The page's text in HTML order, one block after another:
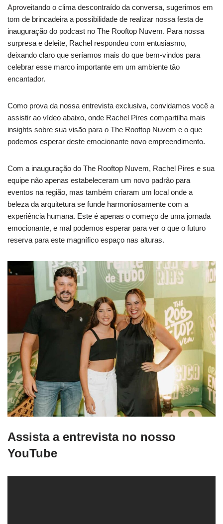
Aproveitando o clima descontraído da conversa, sugerimos em
tom de brincadeira a possibilidade de realizar nossa festa de
inauguração do podcast no The Rooftop Nuvem. Para nossa
surpresa e deleite, Rachel respondeu com entusiasmo,
deixando claro que seríamos mais do que bem-vindos para
celebrar esse marco importante em um ambiente tão
encantador.
Como prova da nossa entrevista exclusiva, convidamos você a
assistir ao vídeo abaixo, onde Rachel Pires compartilha mais
insights sobre sua visão para o The Rooftop Nuvem e o que
podemos esperar deste emocionante novo empreendimento.
Com a inauguração do The Rooftop Nuvem, Rachel Pires e sua
equipe não apenas estabeleceram um novo padrão para
eventos na região, mas também criaram um local onde a
beleza da arquitetura se funde harmoniosamente com a
experiência humana. Este é apenas o começo de uma jornada
emocionante, e mal podemos esperar para ver o que o futuro
reserva para este magnífico espaço nas alturas.
Assista a entrevista no nosso
YouTube